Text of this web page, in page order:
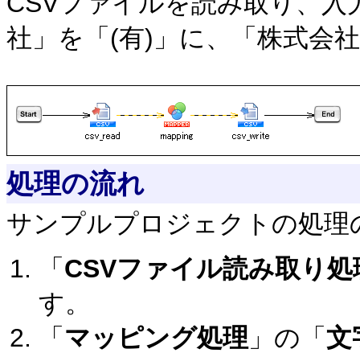
社」を「(有)」に、「株式会
処理の流れ
サンプルプロジェクトの処
「 CSVファイル読み取り処
す。
「 マッピング処理 」の「 文